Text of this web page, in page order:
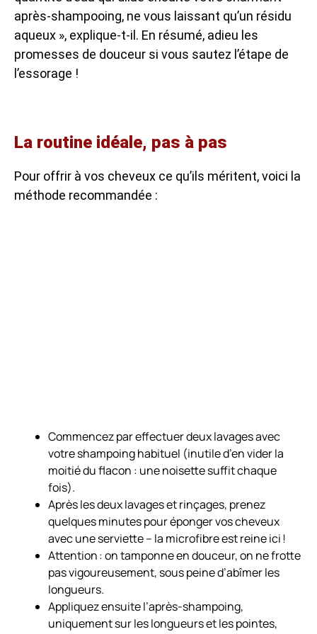
après-shampooing, ne vous laissant qu’un résidu
aqueux », explique-t-il. En résumé, adieu les
promesses de douceur si vous sautez l’étape de
l’essorage !
La routine idéale, pas à pas
Pour offrir à vos cheveux ce qu’ils méritent, voici la
méthode recommandée :
Commencez par effectuer deux lavages avec
votre shampoing habituel (inutile d’en vider la
moitié du flacon : une noisette suffit chaque
fois).
Après les deux lavages et rinçages, prenez
quelques minutes pour éponger vos cheveux
avec une serviette – la microfibre est reine ici !
Attention : on tamponne en douceur, on ne frotte
pas vigoureusement, sous peine d’abîmer les
longueurs.
Appliquez ensuite l’après-shampoing,
uniquement sur les longueurs et les pointes,